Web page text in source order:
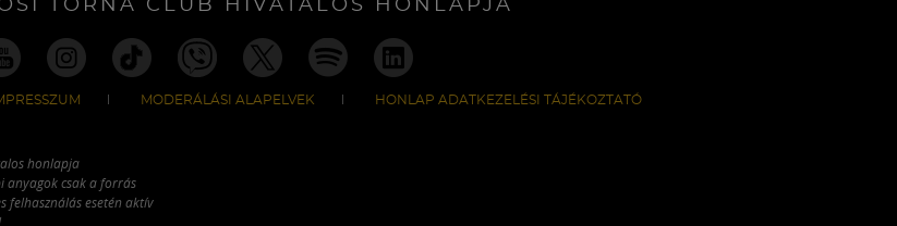
TORNA CLUB HIVATALOS HONLAPJA
MODERÁLÁSI ALAPELVEK HONLAP ADATKEZELÉSI TÁJÉKOZTATÓ
honlapja
anyagok csak a forrás
felhasználás esetén aktív